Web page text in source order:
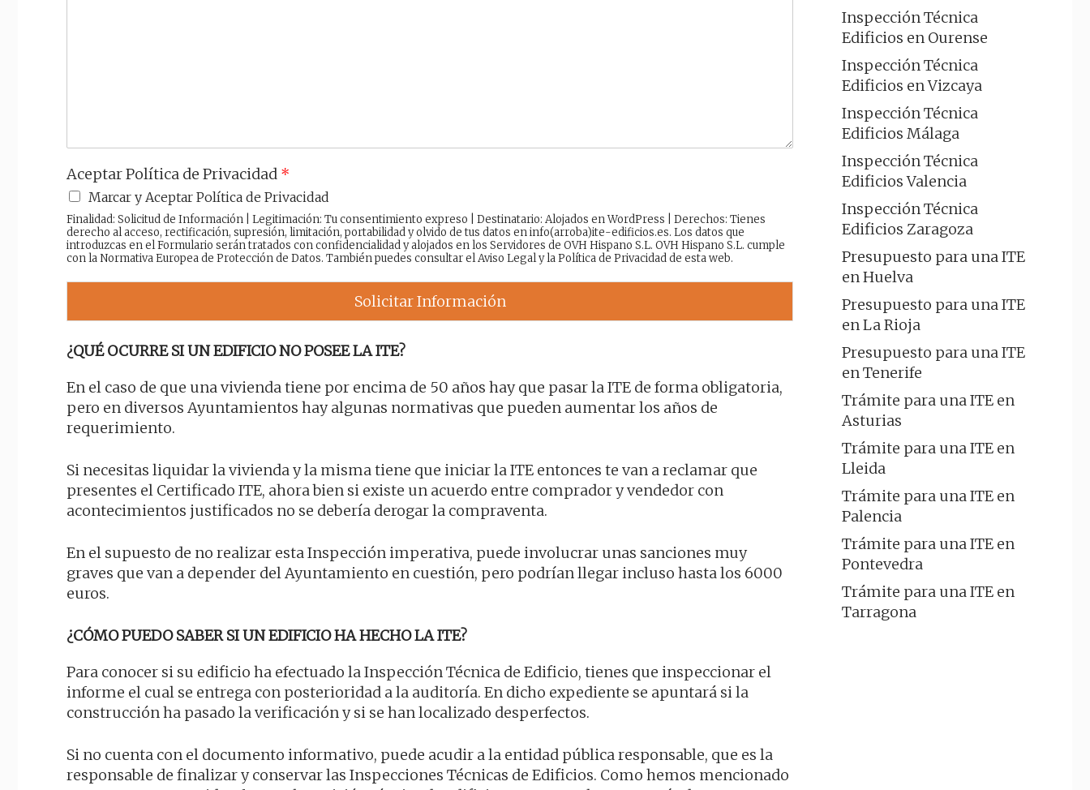
Aceptar Política de Privacidad *
Marcar y Aceptar Política de Privacidad
Finalidad: Solicitud de Información | Legitimación: Tu consentimiento expreso | Destinatario: Alojados en WordPress | Derechos: Tienes
derecho al acceso, rectificación, supresión, limitación, portabilidad y olvido de tus datos en info(arroba)ite-edificios.es. Los datos que
introduzcas en el Formulario serán tratados con confidencialidad y alojados en los Servidores de OVH Hispano S.L. OVH Hispano S.L. cumple
con la Normativa Europea de Protección de Datos. También puedes consultar elAviso Legaly laPolítica de Privacidadde esta web.
Solicitar Información
¿QUÉ OCURRE SI UN EDIFICIO NO POSEE LA ITE?
En el caso de que una vivienda tiene por encima de 50 años hay que pasar la ITE de forma obligatoria,
pero en diversos Ayuntamientos hay algunas normativas que pueden aumentar los años de
requerimiento.
Si necesitas liquidar la vivienda y la misma tiene que iniciar la ITE entonces te van a reclamar que
presentes el Certificado ITE, ahora bien si existe un acuerdo entre comprador y vendedor con
acontecimientos justificados no se debería derogar la compraventa.
En el supuesto de no realizar esta Inspección imperativa, puede involucrar unas sanciones muy
graves que van a depender del Ayuntamiento en cuestión, pero podrían llegar incluso hasta los 6000
euros.
¿CÓMO PUEDO SABER SI UN EDIFICIO HA HECHO LA ITE?
Para conocer si su edificio ha efectuado la Inspección Técnica de Edificio, tienes que inspeccionar el
informe el cual se entrega con posterioridad a la auditoría. En dicho expediente se apuntará si la
construcción ha pasado la verificación y si se han localizado desperfectos.
Si no cuenta con el documento informativo, puede acudir a la entidad pública responsable, que es la
responsable de finalizar y conservar las Inspecciones Técnicas de Edificios. Como hemos mencionado
Inspección Técnica
Edificios en Ourense
Inspección Técnica
Edificios en Vizcaya
Inspección Técnica
Edificios Málaga
Inspección Técnica
Edificios Valencia
Inspección Técnica
Edificios Zaragoza
Presupuesto para una ITE
en Huelva
Presupuesto para una ITE
en La Rioja
Presupuesto para una ITE
en Tenerife
Trámite para una ITE en
Asturias
Trámite para una ITE en
Lleida
Trámite para una ITE en
Palencia
Trámite para una ITE en
Pontevedra
Trámite para una ITE en
Tarragona